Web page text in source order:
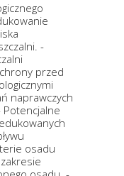
-
przed
naprawczych
osadu